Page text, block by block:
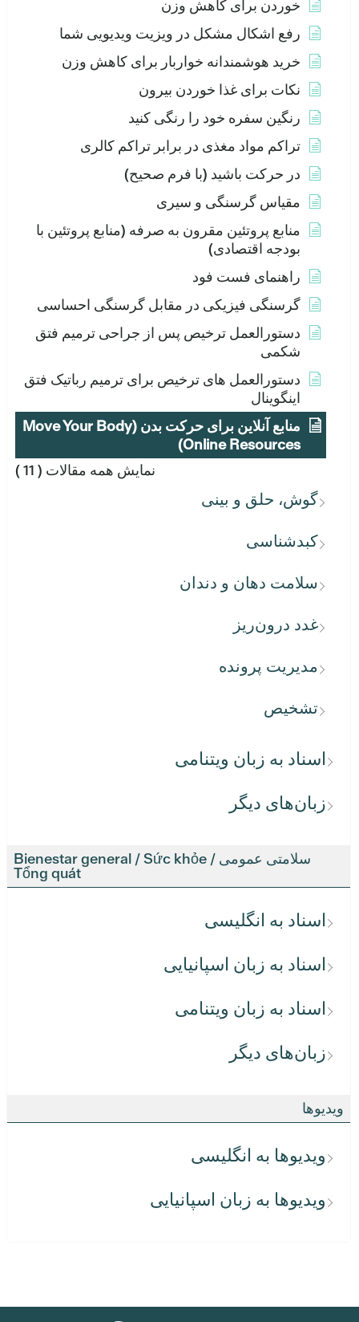
خوردن برای کاهش وزن
رفع اشکال مشکل در ویزیت ویدیویی شما
خرید هوشمندانه خواربار برای کاهش وزن
نکات برای غذا خوردن بیرون
رنگین سفره خود را رنگی کنید
تراکم مواد مغذی در برابر تراکم کالری
در حرکت باشید (با فرم صحیح)
مقیاس گرسنگی و سیری
منابع پروتئین مقرون به صرفه (منابع پروتئین با
بودجه اقتصادی)
راهنمای فست فود
گرسنگی فیزیکی در مقابل گرسنگی احساسی
دستورالعمل ترخیص پس از جراحی ترمیم فتق
شکمی
دستورالعمل های ترخیص برای ترمیم رباتیک فتق
اینگوینال
منابع آنلاین برای حرکت بدن (Move Your Body
Online Resources)
نمایش همه مقالات ( 11 )
گوش، حلق و بینی
کبدشناسی
سلامت دهان و دندان
غدد درون‌ریز
مدیریت پرونده
تشخیص
اسناد به زبان ویتنامی
زبان‌های دیگر
سلامتی عمومی / Bienestar general / Sức khỏe
Tổng quát
اسناد به انگلیسی
اسناد به زبان اسپانیایی
اسناد به زبان ویتنامی
زبان‌های دیگر
ویدیوها
ویدیوها به انگلیسی
ویدیوها به زبان اسپانیایی